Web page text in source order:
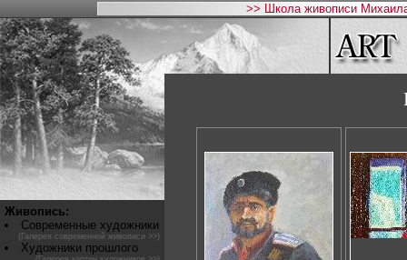
>> Школа живописи
Живопись:
Современные художники
(Галерея современной живописи >>)
Художники прошлого